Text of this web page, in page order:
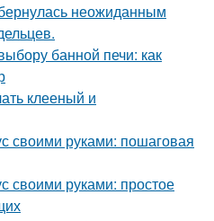
неожиданным
банной печи: как
клееный и
своими руками: пошаговая
своими руками: простое